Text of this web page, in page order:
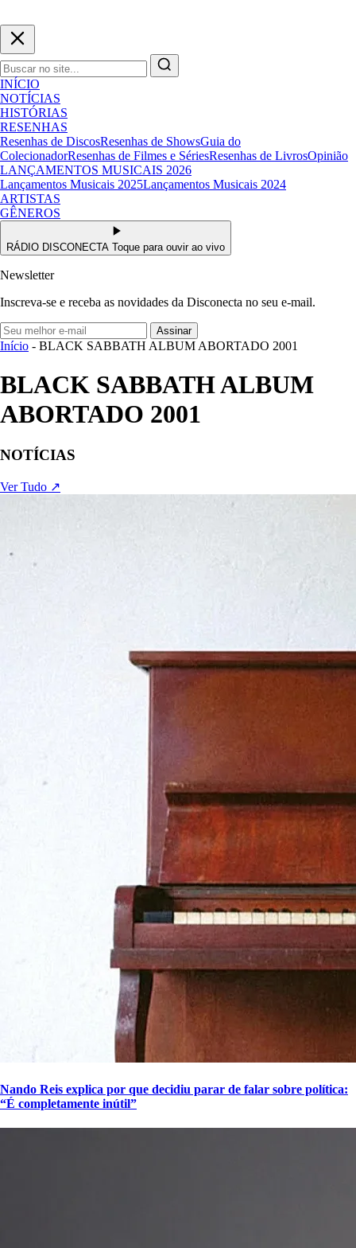
INÍCIO
NOTÍCIAS
HISTÓRIAS
RESENHAS
Resenhas de DiscosResenhas de ShowsGuia do
ColecionadorResenhas de Filmes e SériesResenhas de LivrosOpinião
LANÇAMENTOS MUSICAIS 2026
Lançamentos Musicais 2025Lançamentos Musicais 2024
ARTISTAS
GÊNEROS
RÁDIO DISCONECTA Toque para ouvir ao vivo
Newsletter
Inscreva-se e receba as novidades da Disconecta no seu e-mail.
Assinar
Início - BLACK SABBATH ALBUM ABORTADO 2001
BLACK SABBATH ALBUM
ABORTADO 2001
NOTÍCIAS
Ver Tudo ↗
Nando Reis explica por que decidiu parar de falar sobre política:
“É completamente inútil”